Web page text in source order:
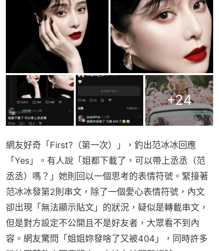
+24
網友好奇「First?（第一次）」，釣出范冰冰回應
「Yes」。有人說「姐都下載了，可以帶上丞丞（范
丞丞）嗎？」她則回以一個思考的表情符號。緊接著
范冰冰發第2則串文，除了一個愛心表情符號，內文
卻出現「無法顯示貼文」的狀況，疑似是轉載串文，
但是對方設定不公開且不是好友者，大眾看不到內
容。網友驚問「姐姐妳發啥了又被404」，同時許多